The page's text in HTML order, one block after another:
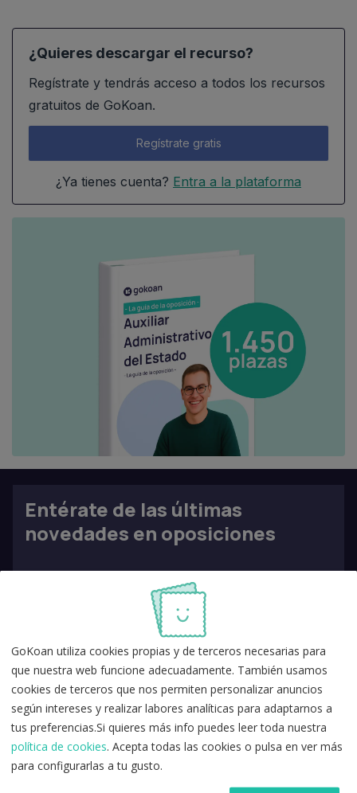
¿Quieres descargar el recurso?
Regístrate y tendrás acceso a todos los recursos
gratuitos de GoKoan.
Regístrate gratis
¿Ya tienes cuenta? Entra a la plataforma
Entérate de las últimas
novedades en oposiciones
GoKoan utiliza cookies propias y de terceros necesarias para
que nuestra web funcione adecuadamente. También usamos
cookies de terceros que nos permiten personalizar anuncios
según intereses y realizar labores analíticas para adaptarnos a
tus preferencias.Si quieres más info puedes leer toda nuestra
política de cookies. Acepta todas las cookies o pulsa en ver más
para configurarlas a tu gusto.